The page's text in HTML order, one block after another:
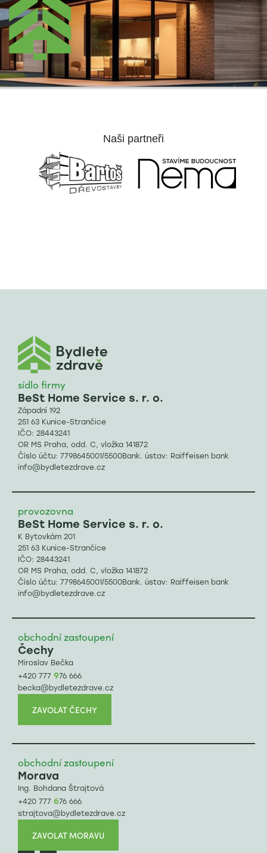
Naši partneři
sídlo firmy
BeSt Home Service s. r. o.
Západní 192
251 63 Kunice-Strančice
IČO: 28443241
OR MS Praha, odd. C, vložka 141872
Číslo účtu: 7798645001/5500Bank. ústav: Raiffeisen bank
info@bydletezdrave.cz
provozovna
BeSt Home Service s. r. o.
K Bytovkám 201
251 63 Kunice-Strančice
IČO: 28443241
OR MS Praha, odd. C, vložka 141872
Číslo účtu: 7798645001/5500Bank. ústav: Raiffeisen bank
info@bydletezdrave.cz
obchodní zastoupení
Čechy
Miroslav Bečka
+420 777976 666
becka@bydletezdrave.cz
ZAVOLAT ČECHY
obchodní zastoupení
Morava
Ing. Bohdana Štrajtová
+420 777676 666
strajtova@bydletezdrave.cz
ZAVOLAT MORAVU